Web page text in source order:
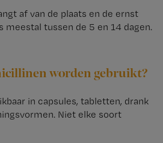
af van de plaats en de ernst
meestal tussen de 5 en 14 dagen.
worden gebruikt?
in capsules, tabletten, drank
Niet elke soort